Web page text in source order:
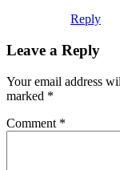
Reply
Leave a Reply
Your email address
marked *
Comment *